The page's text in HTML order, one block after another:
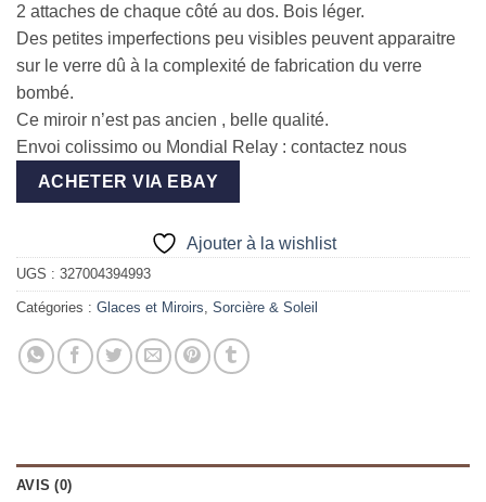
2 attaches de chaque côté au dos. Bois léger.
Des petites imperfections peu visibles peuvent apparaitre
sur le verre dû à la complexité de fabrication du verre
bombé.
Ce miroir n’est pas ancien , belle qualité.
Envoi colissimo ou Mondial Relay : contactez nous
ACHETER VIA EBAY
Ajouter à la wishlist
UGS : 327004394993
Catégories : Glaces et Miroirs, Sorcière & Soleil
AVIS (0)